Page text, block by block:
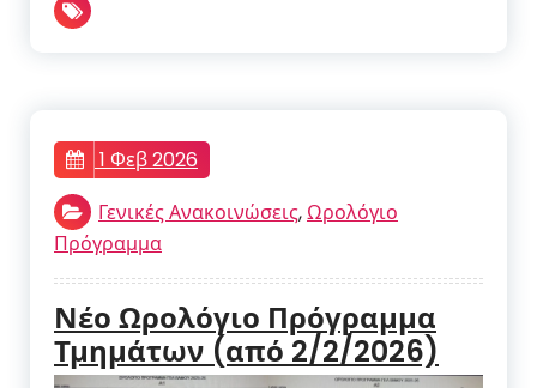
1 Φεβ 2026
Γενικές Ανακοινώσεις,Ωρολόγιο
Πρόγραμμα
Νέο Ωρολόγιο Πρόγραμμα
Τμημάτων (από 2/2/2026)